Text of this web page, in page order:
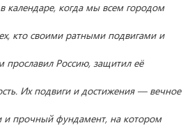
календаре, когда мы всем городом
кто своими ратными подвигами и
Россию, защитил её
Их подвиги и достижения — вечное
и прочный фундамент, на котором